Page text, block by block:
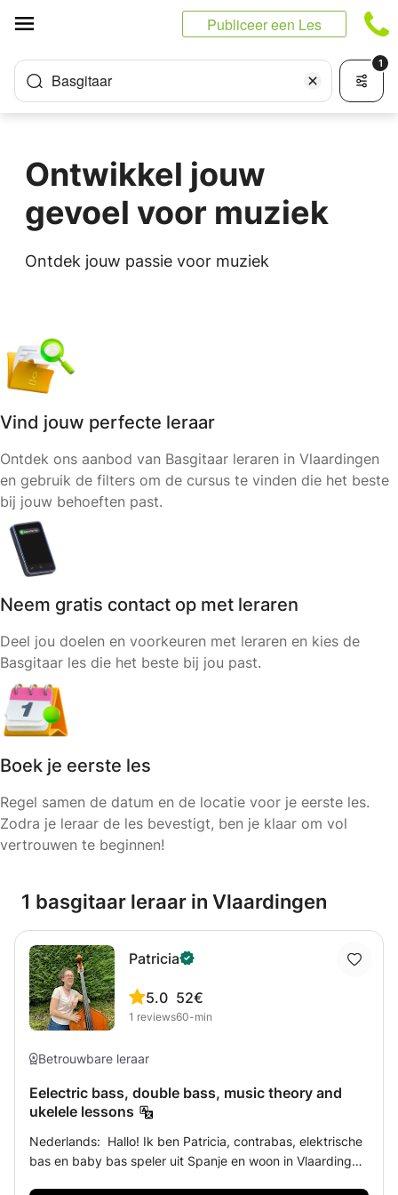
Publiceer een Les
Basgitaar
1
Ontwikkel jouw
gevoel voor muziek
Ontdek jouw passie voor muziek
Vind jouw perfecte leraar
Ontdek ons aanbod van Basgitaar leraren in Vlaardingen
en gebruik de filters om de cursus te vinden die het beste
bij jouw behoeften past.
Neem gratis contact op met leraren
Deel jou doelen en voorkeuren met leraren en kies de
Basgitaar les die het beste bij jou past.
Boek je eerste les
Regel samen de datum en de locatie voor je eerste les.
Zodra je leraar de les bevestigt, ben je klaar om vol
vertrouwen te beginnen!
1 basgitaar leraar in Vlaardingen
Patricia
5.0
1 reviews
52€
60-min
Betrouwbare leraar
Eelectric bass, double bass, music theory and
ukelele lessons
Nederlands: Hallo! Ik ben Patricia, contrabas, elektrische
bas en baby bas speler uit Spanje en woon in Vlaardingen